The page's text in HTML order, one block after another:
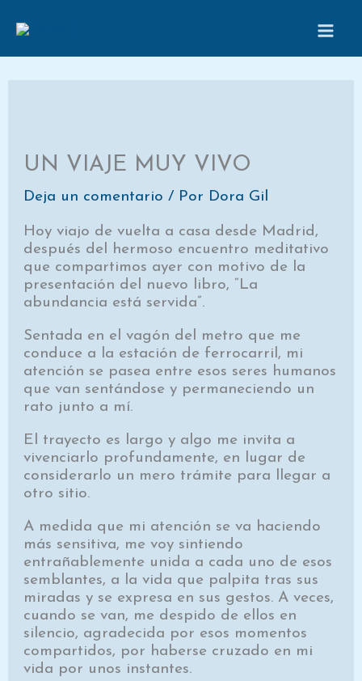
UN VIAJE MUY VIVO
Deja un comentario / Por Dora Gil
Hoy viajo de vuelta a casa desde Madrid,
después del hermoso encuentro meditativo
que compartimos ayer con motivo de la
presentación del nuevo libro, “La
abundancia está servida”.
Sentada en el vagón del metro que me
conduce a la estación de ferrocarril, mi
atención se pasea entre esos seres humanos
que van sentándose y permaneciendo un
rato junto a mí.
El trayecto es largo y algo me invita a
vivenciarlo profundamente, en lugar de
considerarlo un mero trámite para llegar a
otro sitio.
A medida que mi atención se va haciendo
más sensitiva, me voy sintiendo
entrañablemente unida a cada uno de esos
semblantes, a la vida que palpita tras sus
miradas y se expresa en sus gestos. A veces,
cuando se van, me despido de ellos en
silencio, agradecida por esos momentos
compartidos, por haberse cruzado en mi
vida por unos instantes.